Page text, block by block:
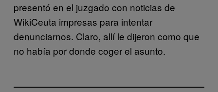
presentó en el juzgado con noticias de
WikiCeuta impresas para intentar
denunciarnos. Claro, allí le dijeron como que
no había por donde coger el asunto.